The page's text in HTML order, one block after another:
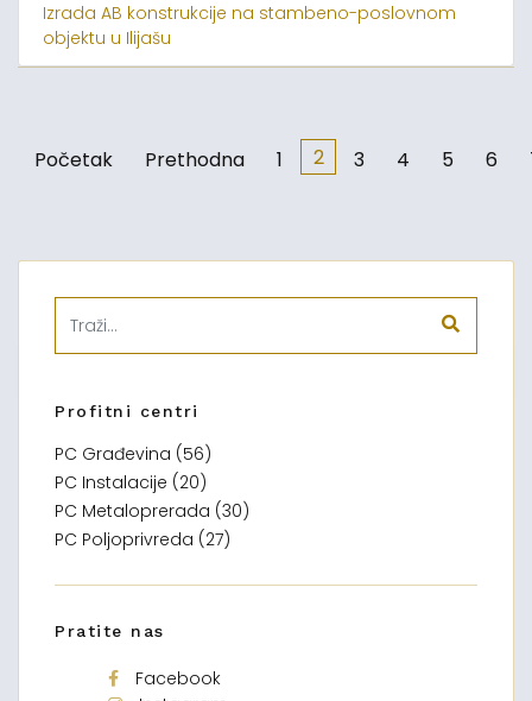
Izrada AB konstrukcije na stambeno-poslovnom
objektu u Ilijašu
Početak Prethodna 1 2 3 4 5 6
Profitni centri
PC Građevina (56)
PC Instalacije (20)
PC Metaloprerada (30)
PC Poljoprivreda (27)
Pratite nas
Facebook